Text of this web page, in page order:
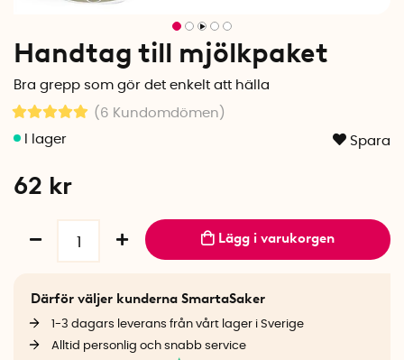
Handtag till mjölkpaket
Bra grepp som gör det enkelt att hälla
(6 Kundomdömen )
Spara
62 kr
Lägg i varukorgen
Därför väljer kunderna SmartaSaker
1-3 dagars leverans från vårt lager i Sverige
Alltid personlig och snabb service